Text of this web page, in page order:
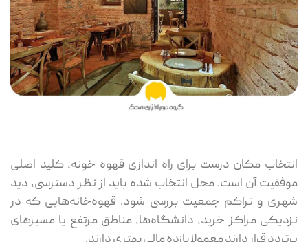
انتخاب مکان درست برای راه اندازی قهوه خونه، کلید اصلی
موفقیت آن است. محل انتخاب شده باید از نظر دسترسی، دید
شهری و تراکم جمعیت بررسی شود. قهوه‌خانه‌هایی که در
نزدیکی مراکز خرید، دانشگاه‌ها، مناطق مرتفع یا مسیرهای